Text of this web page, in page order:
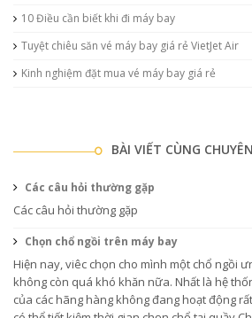
10 Điều cần biết khi đi máy bay
Tuyệt chiêu săn vé máy bay giá rẻ VietJet Air
Kinh nghiệm đặt mua vé máy bay giá rẻ
BÀI VIẾT CÙNG
Các câu hỏi thường gặp
Các câu hỏi thường gặp
Chọn chổ ngồi trên máy bay
Hiện nay, viêc chọn cho mình một chổ ngồi
không còn quá khó khăn nữa. Nhất là hệ
của các hãng hàng không đang hoạt động